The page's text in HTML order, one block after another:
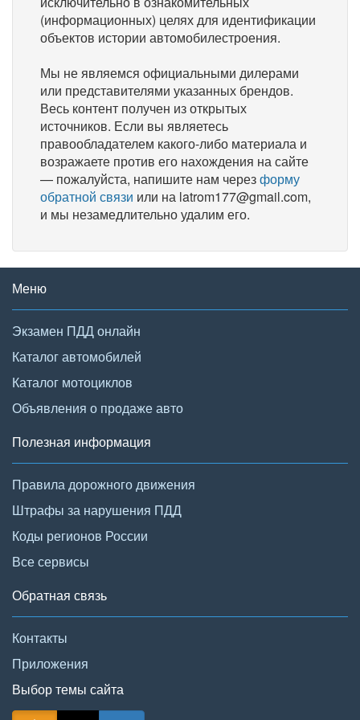
(информационных) целях для идентификации
объектов истории автомобилестроения.
Мы не являемся официальными дилерами
или представителями указанных брендов.
Весь контент получен из открытых
источников. Если вы являетесь
правообладателем какого-либо материала и
возражаете против его нахождения на сайте
— пожалуйста, напишите нам черезформу
обратной связи или на latrom177@gmail.com,
и мы незамедлительно удалим его.
Меню
Экзамен ПДД онлайн
Каталог автомобилей
Каталог мотоциклов
Объявления о продаже авто
Полезная информация
Правила дорожного движения
Штрафы за нарушения ПДД
Коды регионов России
Все сервисы
Обратная связь
Контакты
Приложения
Выбор темы сайта